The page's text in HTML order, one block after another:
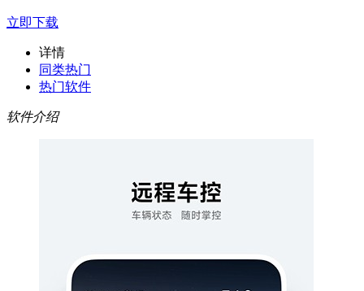
立即下载
详情
同类热门
热门软件
软件介绍